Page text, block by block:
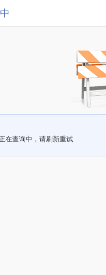
在查询中，请刷新重试